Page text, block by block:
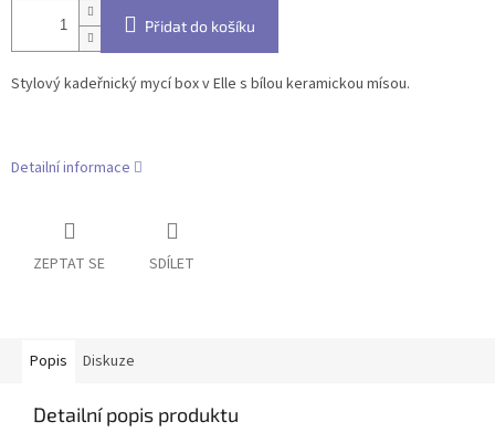
Přidat do košíku
Stylový kadeřnický mycí box v Elle s bílou keramickou mísou.
Detailní informace
ZEPTAT SE SDÍLET
Popis Diskuze
Detailní popis produktu